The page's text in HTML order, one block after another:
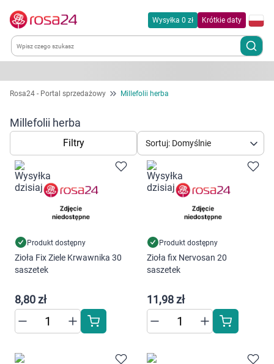
Wysyłka 0 zł Krótkie daty
Kategorie
Chemia gospodarcza
Dla zwierząt
Dom i ogród
Kobieta w ciąży i mama
Dziecko
Higiena
Rosa24 - Portal sprzedażowy Millefolii herba
Millefolii herba
Filtry Sortuj: Domyślnie
Produkt dostępny
Zioła Fix Ziele Krwawnika 30
saszetek
8,80 zł
Produkt dostępny
Zioła fix Nervosan 20
saszetek
11,98 zł